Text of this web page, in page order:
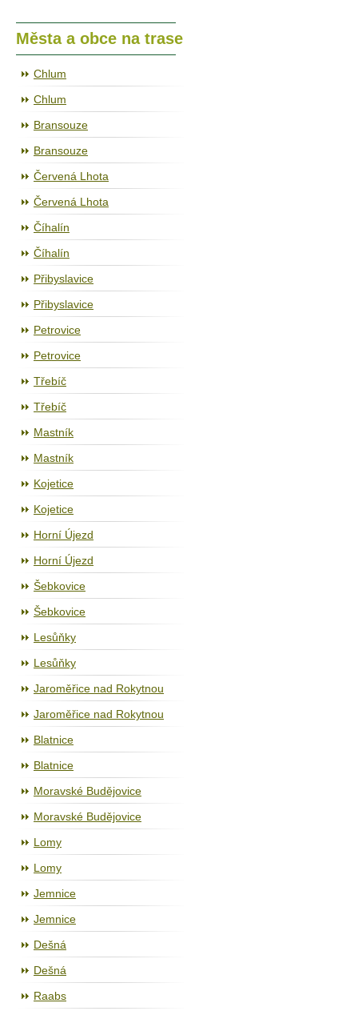
Města a obce na trase
Chlum
Chlum
Bransouze
Bransouze
Červená Lhota
Červená Lhota
Číhalín
Číhalín
Přibyslavice
Přibyslavice
Petrovice
Petrovice
Třebíč
Třebíč
Mastník
Mastník
Kojetice
Kojetice
Horní Újezd
Horní Újezd
Šebkovice
Šebkovice
Lesůňky
Lesůňky
Jaroměřice nad Rokytnou
Jaroměřice nad Rokytnou
Blatnice
Blatnice
Moravské Budějovice
Moravské Budějovice
Lomy
Lomy
Jemnice
Jemnice
Dešná
Dešná
Raabs